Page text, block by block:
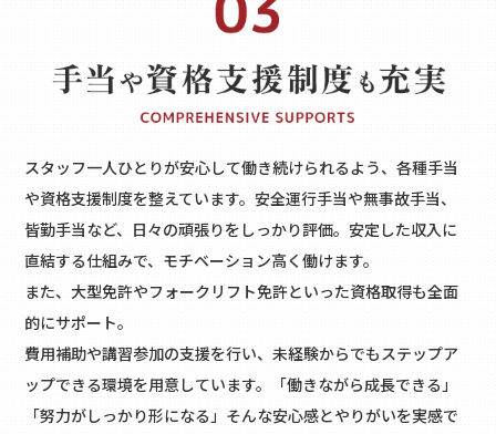
スタッフ一人ひとりが安心して働き続けられるよう、各種手当
や資格支援制度を整えています。安全運行手当や無事故手当、
皆勤手当など、日々の頑張りをしっかり評価。安定した収入に
直結する仕組みで、モチベーション高く働けます。
また、大型免許やフォークリフト免許といった資格取得も全面
的にサポート。
費用補助や講習参加の支援を行い、未経験からでもステップア
ップできる環境を用意しています。「働きながら成長できる」
「努力がしっかり形になる」そんな安心感とやりがいを実感で